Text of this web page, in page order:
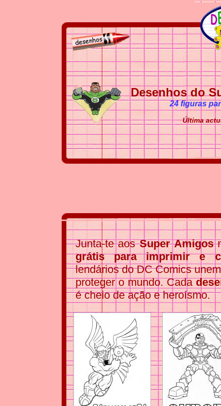
Desenhos do
24 figuras
Última
Junta-te aosSuper Amigos
grátis para imprimir e
lendários do DC Comics
proteger o mundo. Cada
é cheio de ação e heroísmo.